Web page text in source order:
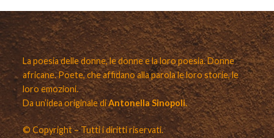
La poesia delle donne, le donne e la loro poesia. Donne
africane. Poete, che affidano alla parola le loro storie, le
loro emozioni.
Da un’idea originale diAntonella Sinopoli.
© Copyright – Tutti i diritti riservati.